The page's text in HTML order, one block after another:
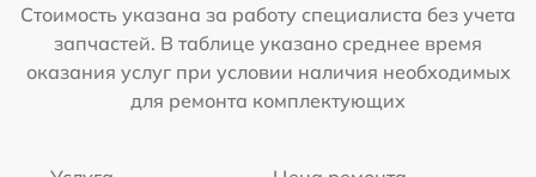
Стоимость указана за работу специалиста без учета
запчастей. В таблице указано среднее время
оказания услуг при условии наличия необходимых
для ремонта комплектующих